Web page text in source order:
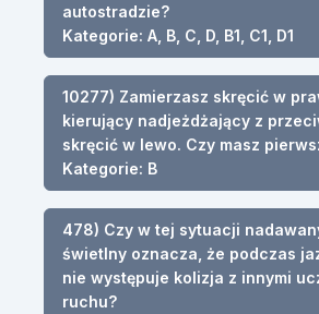
autostradzie?
Kategorie: A, B, C, D, B1, C1, D1
10277) Zamierzasz skręcić w
kierujący nadjeżdżający z
skręcić w lewo. Czy masz
Kategorie: B
478) Czy w tej sytuacji
świetlny oznacza, że podczas
nie występuje kolizja z innymi
ruchu?